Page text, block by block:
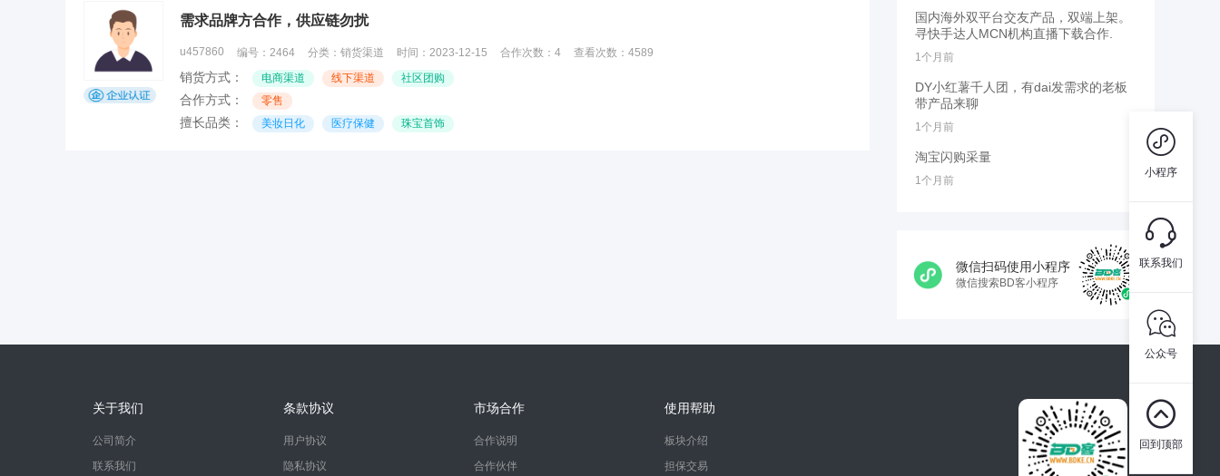
需求品牌方合作，供应链勿扰
u457860 编号： 2464 分类： 销货渠道 时间： 2023-12-15 合作次数： 4 查看次数： 4589
销货方式： 电商渠道 线下渠道 社区团购
合作方式： 零售
擅长品类： 美妆日化 医疗保健 珠宝首饰
国内海外双平台交友产品，双端上架。
寻快手达人MCN机构直播下载合作.
1个月前
DY小红薯千人团，有dai发需求的老板
带产品来聊
1个月前
淘宝闪购采量
1个月前
微信扫码使用小程序
微信搜索BD客小程序
关于我们
公司简介
联系我们
条款协议
用户协议
隐私协议
市场合作
合作说明
合作伙伴
使用帮助
板块介绍
担保交易

小程序

联系我们

公众号

回到顶部